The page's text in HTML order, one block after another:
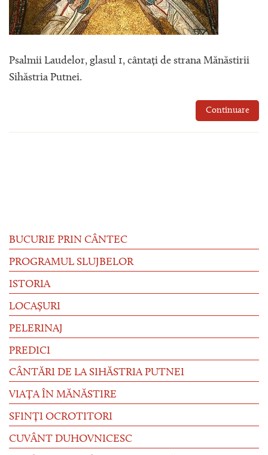
Psalmii Laudelor, glasul 1, cântați de strana Mănăstirii
Sihăstria Putnei.
Continuare
BUCURIE PRIN CÂNTEC
PROGRAMUL SLUJBELOR
ISTORIA
LOCAȘURI
PELERINAJ
PREDICI
CÂNTĂRI DE LA SIHĂSTRIA PUTNEI
VIAȚA ÎN MĂNĂSTIRE
SFINȚI OCROTITORI
CUVÂNT DUHOVNICESC